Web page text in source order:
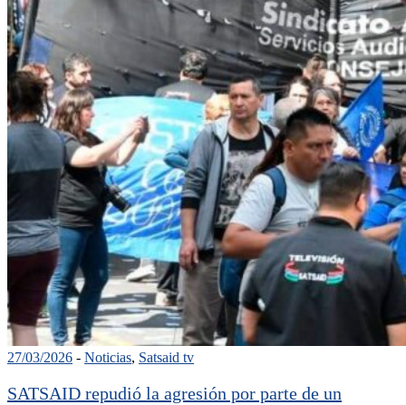
27/03/2026 - Noticias, Satsaid tv
SATSAID repudió la agresión por parte de un